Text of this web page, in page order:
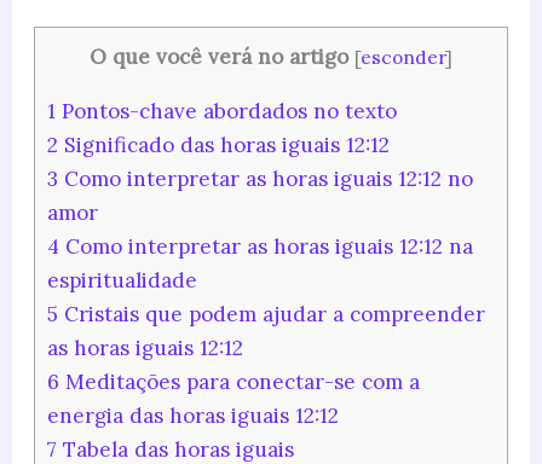
O que você verá no artigo [esconder]
1Pontos-chave abordados no texto
2 Significado das horas iguais 12:12
3 Como interpretar as horas iguais 12:12 no
amor
4 Como interpretar as horas iguais 12:12 na
espiritualidade
5 Cristais que podem ajudar a compreender
as horas iguais 12:12
6 Meditações para conectar-se com a
energia das horas iguais 12:12
7 Tabela das horas iguais